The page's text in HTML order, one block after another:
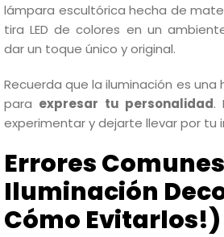
lámpara escultórica hecha de
tira LED de colores en un
dar un toque único y original.
Recuerda que la iluminación es
para expresar tu personalidad.
experimentar y dejarte llevar por tu
Errores
Iluminación
Cómo Evitarlos!)